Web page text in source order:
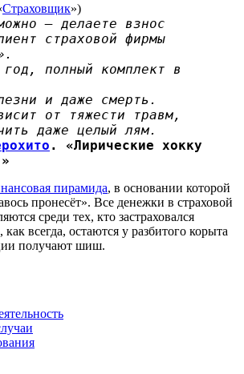
Страховщик»)
— делаете взнос
страховой фирмы
полный комплект в
и даже смерть.
от тяжести травм,
даже целый лям.
. «Лирические хокку
пирамида, в основании которой
пронесёт». Все денежки в страховой
среди тех, кто застраховался
всегда, остаются у разбитого корыта
получают шиш.